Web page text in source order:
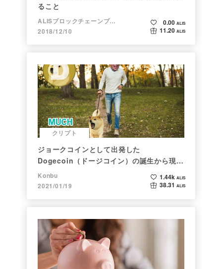
ること
ALISブロックチェーンブログ
2018/12/10
0.00 ALIS
11.20 ALIS
クリプト
ジョークコインとして出発した
Dogecoin（ドージコイン）の誕生から現在
まで。注目される非証券性🐶
Konbu
2021/01/19
1.44k ALIS
38.31 ALIS